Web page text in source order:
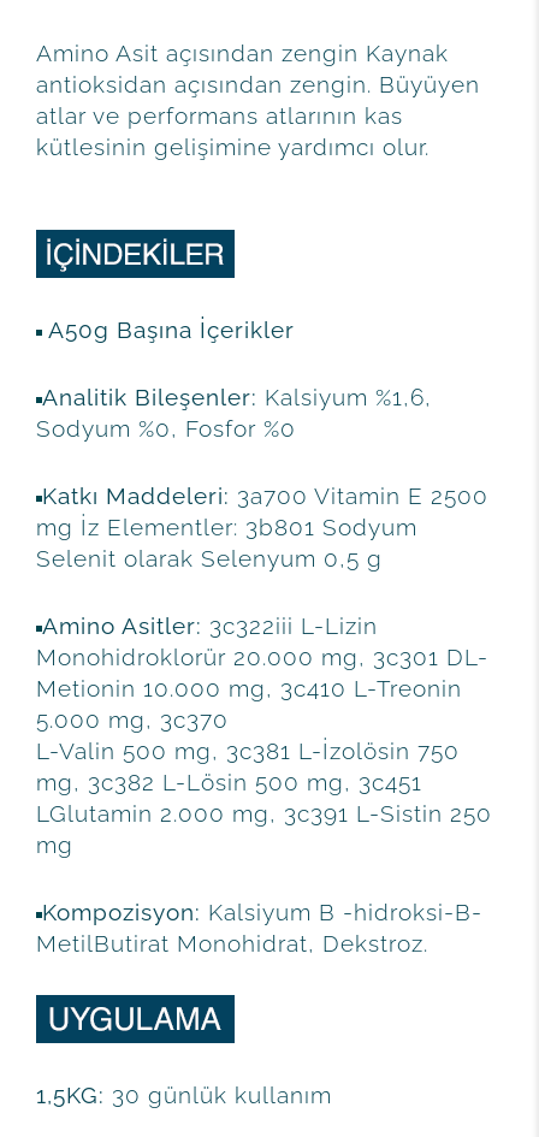
Amino Asit açısından zengin Kaynak
antioksidan açısından zengin. Büyüyen
atlar ve performans atlarının kas
kütlesinin gelişimine yardımcı olur.
A50g Başına İçerikler
Analitik Bileşenler: Kalsiyum %1,6,
Sodyum %0, Fosfor %0
Katkı Maddeleri: 3a700 Vitamin E 2500
mg İz Elementler: 3b801 Sodyum
Selenit olarak Selenyum 0,5 g
Amino Asitler: 3c322iii L-Lizin
Monohidroklorür 20.000 mg, 3c301 DL-
Metionin 10.000 mg, 3c410 L-Treonin
5.000 mg, 3c370
L-Valin 500 mg, 3c381 L-İzolösin 750
mg, 3c382 L-Lösin 500 mg, 3c451
LGlutamin 2.000 mg, 3c391 L-Sistin 250
mg
Kompozisyon: Kalsiyum B -hidroksi-B-
MetilButirat Monohidrat, Dekstroz.
1,5KG: 30 günlük kullanım